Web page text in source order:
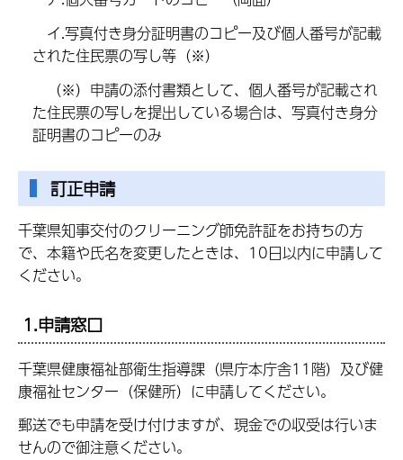
イ.写真付き身分証明書のコピー及び個人番号が記載
された住民票の写し等（※）
（※）申請の添付書類として、個人番号が記載され
た住民票の写しを提出している場合は、写真付き身分
証明書のコピーのみ
訂正申請
千葉県知事交付のクリーニング師免許証をお持ちの方
で、本籍や氏名を変更したときは、10日以内に申請して
ください。
1.申請窓口
千葉県健康福祉部衛生指導課（県庁本庁舎11階）及び健
康福祉センター（保健所）に申請してください。
郵送でも申請を受け付けますが、現金での収受は行いま
せんので御注意ください。